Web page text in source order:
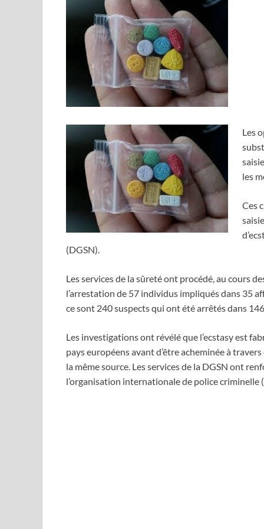
Les
les
Ces
(DGSN).
Les services de la sûreté ont procédé, au cours
l’arrestation de 57 individus impliqués dans 35
ce sont 240 suspects qui ont été arrêtés dans
Les investigations ont révélé que l’ecstasy est
pays européens avant d’être acheminée à
la même source. Les services de la DGSN ont
l’organisation internationale de police criminelle